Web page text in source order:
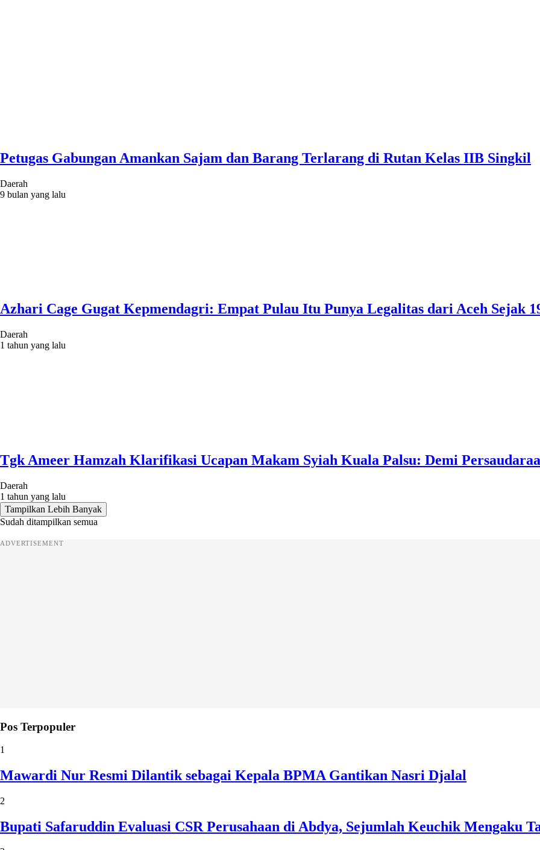
Petugas Gabungan Amankan Sajam dan Barang Terlarang di Rutan Kelas IIB Singkil
Daerah
9 bulan yang lalu
Azhari Cage Gugat Kepmendagri: Empat Pulau Itu Punya Legalitas dari Aceh Sejak
Daerah
1 tahun yang lalu
Tgk Ameer Hamzah Klarifikasi Ucapan Makam Syiah Kuala Palsu: Demi
Daerah
1 tahun yang lalu
Tampilkan Lebih Banyak
Sudah ditampilkan semua
ADVERTISEMENT
Pos Terpopuler
1
Mawardi Nur Resmi Dilantik sebagai Kepala BPMA Gantikan Nasri Djalal
2
Bupati Safaruddin Evaluasi CSR Perusahaan di Abdya, Sejumlah Keuchik Mengaku